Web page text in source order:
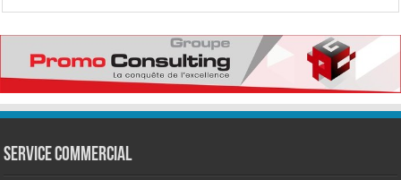
Service commercial